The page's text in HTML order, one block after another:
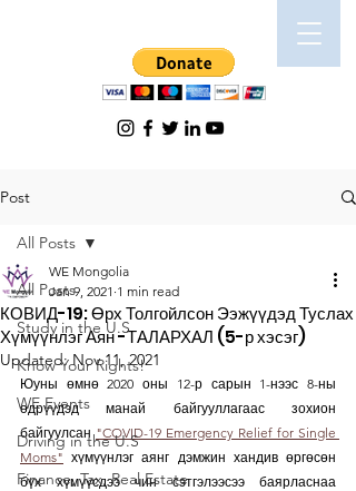
Post
All Posts
Study in the U.S
Know Your Rights!
WE Events
Driving in the U.S
Finance, Tax, Real Estate
All Posts
КОВИД-19: Өрх Толгойлсон Ээжүүдэд Туслах
Хүмүүнлэг Аян -ТАЛАРХАЛ (5-р хэсэг)
WE Mongolia
Jan 9, 2021 1 min read
Updated:Nov 11, 2021
Юуны өмнө 2020 оны 12-р сарын 1-нээс 8-ны
өдрүүдэд манай байгууллагаас зохион
байгуулсан "COVID-19 Emergency Relief for Single
Moms" хүмүүнлэг аянг дэмжин хандив өргөсөн
бүх хүмүүсдээ чин сэтгэлээсээ баярласнаа